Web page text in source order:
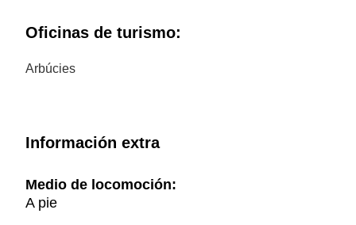
Oficinas de turismo:
Arbúcies
Información extra
Medio de locomoción:
A pie